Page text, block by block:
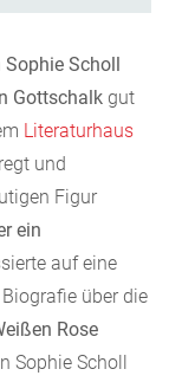
Scholl
Gottschalk gut
Literaturhaus
und
Figur
ein
auf eine
über die
Rose
Sophie Scholl